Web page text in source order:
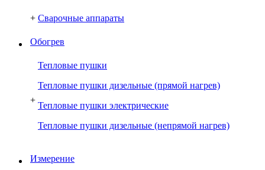
+ Сварочные аппараты
Обогрев
+
Тепловые пушки
Тепловые пушки дизельные (прямой нагрев)
Тепловые пушки электрические
Тепловые пушки дизельные (непрямой нагрев)
Измерение